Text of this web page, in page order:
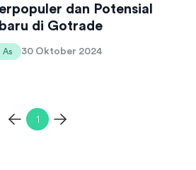
dan Potensial
di Gotrade
As 30 Oktober 2024
1